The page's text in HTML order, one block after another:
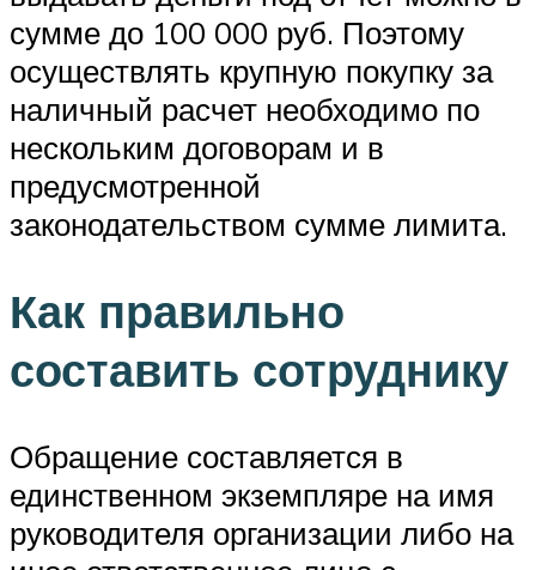
сумме до 100 000 руб. Поэтому
осуществлять крупную покупку за
наличный расчет необходимо по
нескольким договорам и в
предусмотренной
законодательством сумме лимита.
Как правильно
составить сотруднику
Обращение составляется в
единственном экземпляре на имя
руководителя организации либо на